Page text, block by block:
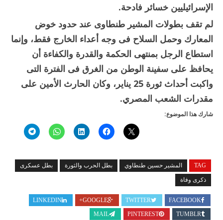
الإسرائيليين خسائر فادحة.
لم تقف بطولات المشير طنطاوى عند حدود خوض
المعارك وحمل السلاح فى وجه أعداء الخارج فقط، وإنما
استطاع الرجل بمنتهى الحكمة والقدرة والكفاءة أن
يحافظ على سفينة الوطن من الغرق فى الفترة التى
واكبت أحداث ثورة 25 يناير، وكان الحارث الأمين على
مقدرات الشعب المصري.
شارك هذا الموضوع:
TAG المشير حسين طنطاوي بطل الحرب والثورة بطل عسكرى
ذكرى وفاة
FACEBOOK
TWITTER
GOOGLE+
LINKEDIN
TUMBLR
PINTEREST
MAIL